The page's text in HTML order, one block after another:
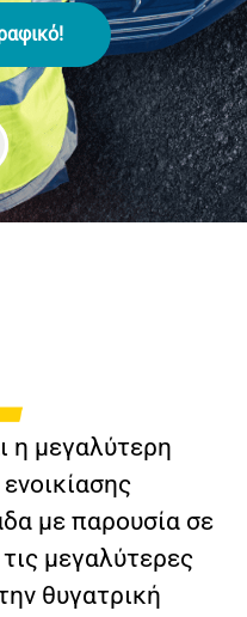
η μεγαλύτερη
με παρουσία σε
μεγαλύτερες
θυγατρική